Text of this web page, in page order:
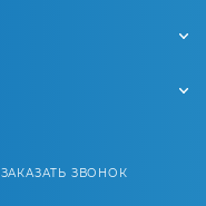
ЗАКАЗАТЬ ЗВОНОК